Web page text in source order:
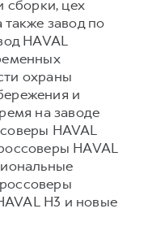
сборки, цех
завод по
HAVAL
охраны
и
на заводе
HAVAL
HAVAL
H3 и новые